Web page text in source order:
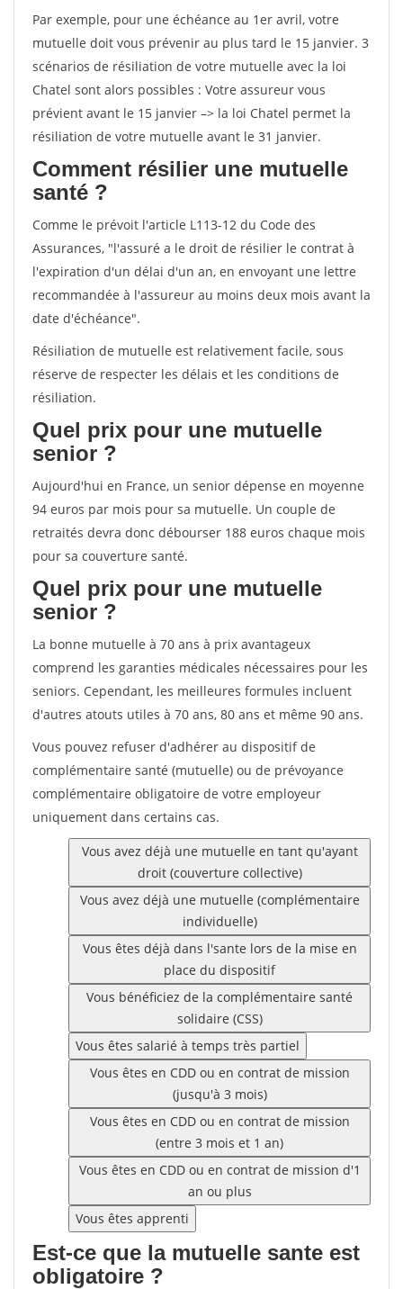
Par exemple, pour une échéance au 1er avril, votre
mutuelle doit vous prévenir au plus tard le 15 janvier. 3
scénarios de résiliation de votre mutuelle avec la loi
Chatel sont alors possibles : Votre assureur vous
prévient avant le 15 janvier –> la loi Chatel permet la
résiliation de votre mutuelle avant le 31 janvier.
Comment résilier une mutuelle
santé ?
Comme le prévoit l'article L113-12 du Code des
Assurances, "l'assuré a le droit de résilier le contrat à
l'expiration d'un délai d'un an, en envoyant une lettre
recommandée à l'assureur au moins deux mois avant la
date d'échéance".
Résiliation de mutuelle est relativement facile, sous
réserve de respecter les délais et les conditions de
résiliation.
Quel prix pour une mutuelle
senior ?
Aujourd'hui en France, un senior dépense en moyenne
94 euros par mois pour sa mutuelle. Un couple de
retraités devra donc débourser 188 euros chaque mois
pour sa couverture santé.
Quel prix pour une mutuelle
senior ?
La bonne mutuelle à 70 ans à prix avantageux
comprend les garanties médicales nécessaires pour les
seniors. Cependant, les meilleures formules incluent
d'autres atouts utiles à 70 ans, 80 ans et même 90 ans.
Vous pouvez refuser d'adhérer au dispositif de
complémentaire santé (mutuelle) ou de prévoyance
complémentaire obligatoire de votre employeur
uniquement dans certains cas.
Vous avez déjà une mutuelle en tant qu'ayant
droit (couverture collective)
Vous avez déjà une mutuelle (complémentaire
individuelle)
Vous êtes déjà dans l'sante lors de la mise en
place du dispositif
Vous bénéficiez de la complémentaire santé
solidaire (CSS)
Vous êtes salarié à temps très partiel
Vous êtes en CDD ou en contrat de mission
(jusqu'à 3 mois)
Vous êtes en CDD ou en contrat de mission
(entre 3 mois et 1 an)
Vous êtes en CDD ou en contrat de mission d'1
an ou plus
Vous êtes apprenti
Est-ce que la mutuelle sante est
obligatoire ?